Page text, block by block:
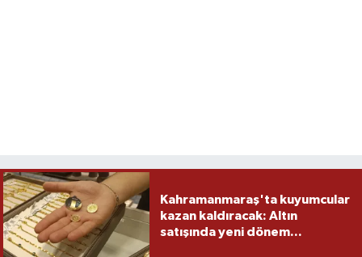
Kahramanmaraş'ta kuyumcular
kazan kaldıracak: Altın
satışında yeni dönem...